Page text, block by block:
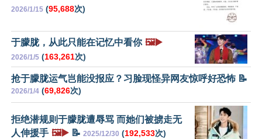
2026/1/15 (95,688次)
于朦胧，从此只能在记忆中看你 🖼️▶️
2026/1/5 (163,261次)
抢于朦胧运气岂能没报应？习脸现怪异网友惊呼好恐怖 📝
2026/1/4 (69,826次)
拒绝潜规则于朦胧遭辱骂 而她们被掳走无
人伸援手 🖼️▶️ 📝 2025/12/30 (192,533次)